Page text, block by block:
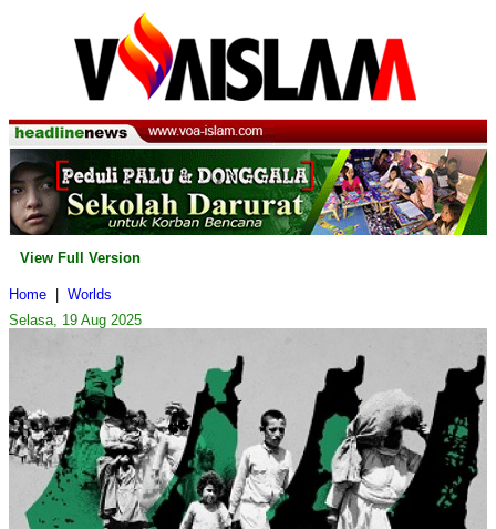
View Full Version
Home
Worlds
Selasa, 19 Aug 2025